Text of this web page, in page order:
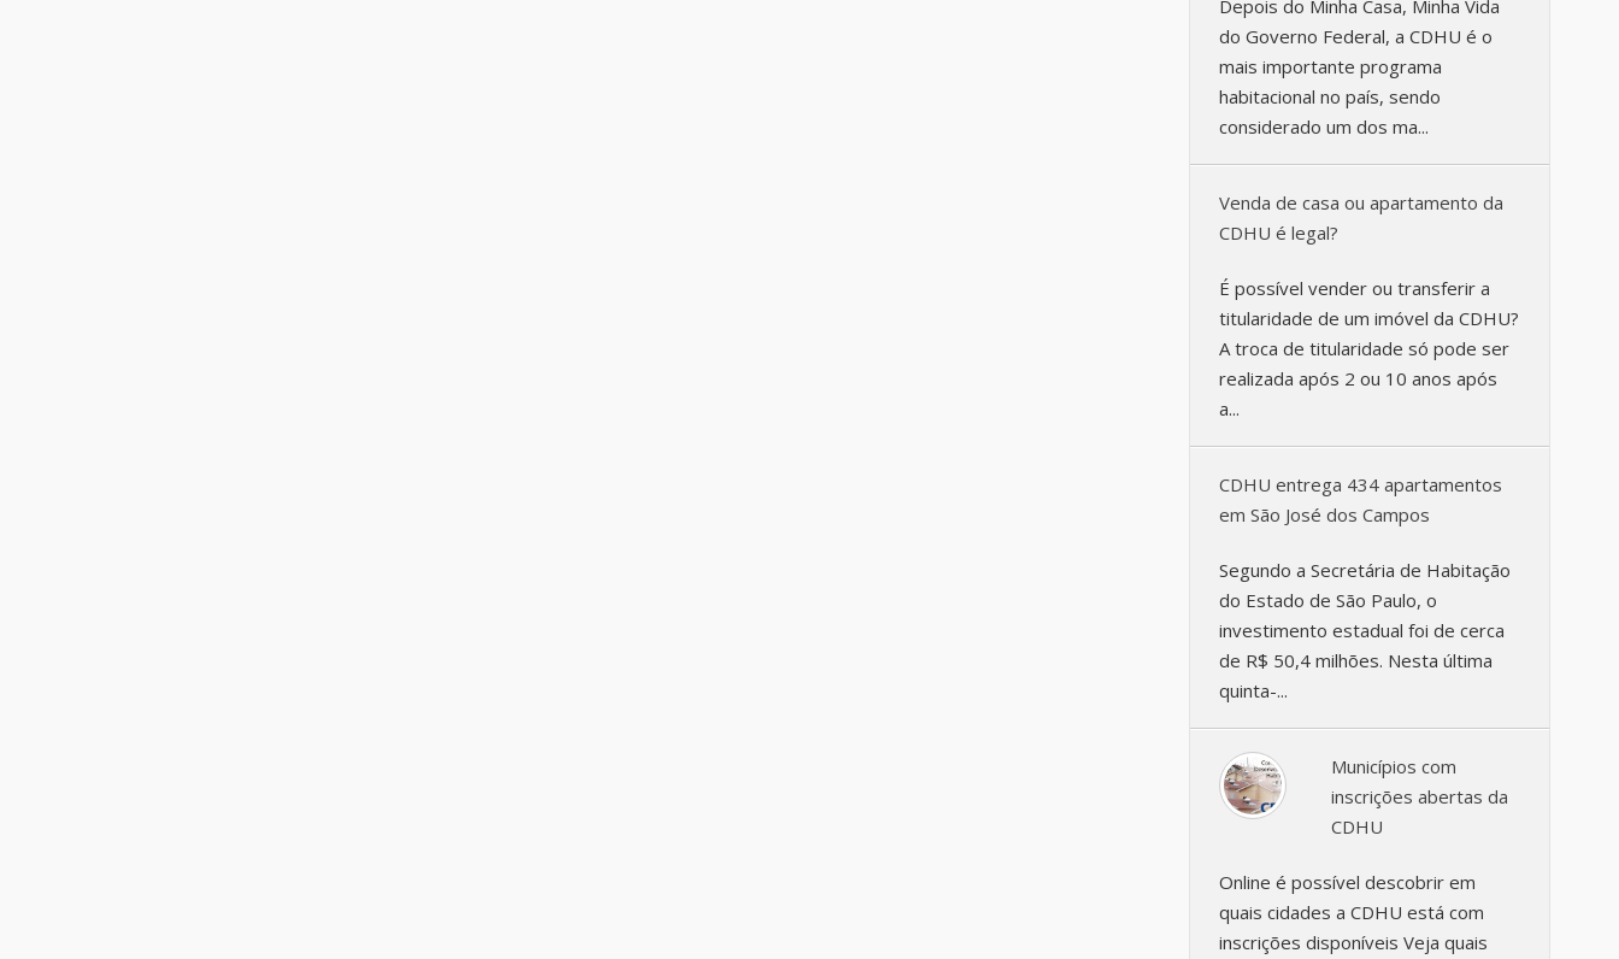
Depois do Minha Casa, Minha Vida
do Governo Federal, a CDHU é o
mais importante programa
habitacional no país, sendo
considerado um dos ma...
Venda de casa ou apartamento da
CDHU é legal?
É possível vender ou transferir a
titularidade de um imóvel da CDHU?
A troca de titularidade só pode ser
realizada após 2 ou 10 anos após
a...
CDHU entrega 434 apartamentos
em São José dos Campos
Segundo a Secretária de Habitação
do Estado de São Paulo, o
investimento estadual foi de cerca
de R$ 50,4 milhões. Nesta última
quinta-...
Municípios com
inscrições abertas da
CDHU
Online é possível descobrir em
quais cidades a CDHU está com
inscrições disponíveis Veja quais